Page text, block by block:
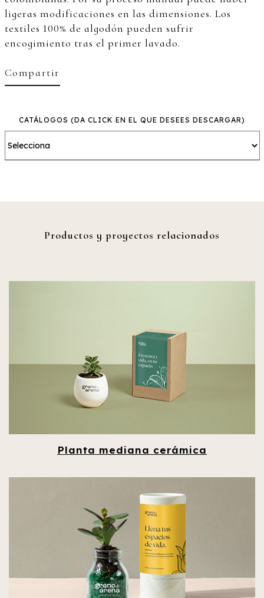
ligeras modificaciones en las dimensiones. Los
textiles 100% de algodón pueden sufrir
encogimiento tras el primer lavado.
Compartir
CATÁLOGOS (DA CLICK EN EL QUE DESEES DESCARGAR)
Productos y proyectos relacionados
Planta mediana cerámica